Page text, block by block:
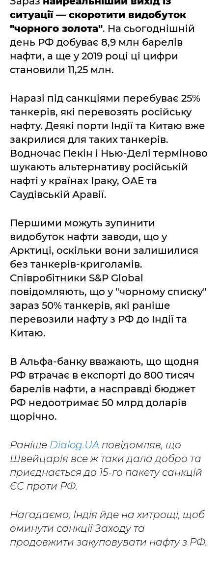
ситуації — скоротити видобуток
"чорного золота". На сьогоднішній
день РФ добуває 8,9 млн барелів
нафти, а ще у 2019 році ці цифри
становили 11,25 млн.
Наразі під санкціями перебуває 25%
танкерів, які перевозять російську
нафту. Деякі порти Індії та Китаю вже
закрилися для таких танкерів.
Водночас Пекін і Нью-Делі терміново
шукають альтернативу російській
нафті у країнах Іраку, ОАЕ та
Саудівській Аравії.
Першими можуть зупинити
видобуток нафти заводи, що у
Арктиці, оскільки вони залишилися
без танкерів-криголамів.
Співробітники S&P Global
повідомляють, що у "чорному списку"
зараз 50% танкерів, які раніше
перевозили нафту з РФ до Індії та
Китаю.
В Альфа-банку вважають, що щодня
РФ втрачає в експорті до 800 тисяч
барелів нафти, а насправді бюджет
РФ недоотримає 50 млрд доларів
щорічно.
Раніше Dialog.UA повідомляв, що
Швейцарія все ж таки дала добро та
приєднається до 15-го пакету санкцій
ЄС проти РФ.
Нагадаємо, Індія йде на хитрощі, щоб
оминути санкції Заходу та
продовжити закуповувати нафту з РФ.